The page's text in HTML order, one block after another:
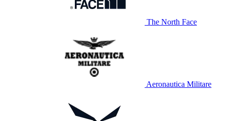
The North Face
Aeronautica Militare